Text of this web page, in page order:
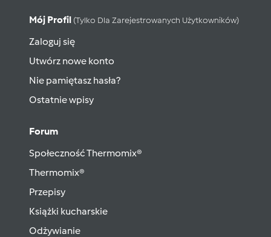
Mój Profil (tylko Dla Zarejestrowanych Użytkowników)
Zaloguj się
Utwórz nowe konto
Nie pamiętasz hasła?
Ostatnie wpisy
Forum
Społeczność Thermomix®
Thermomix®
Przepisy
Książki kucharskie
Odżywianie